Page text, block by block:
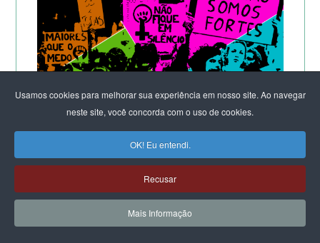
Usamos cookies para melhorar sua experiência em nosso site. Ao navegar
neste site, você concorda com o uso de cookies.
OK! Eu entendi.
Recusar
Mais Informação
Teocracia à brasileira
“Bancada Cristã” avança no Congresso enquanto
partidos progressistas esquecem movimentos
sociais e cortejam lideranças religiosas. Resistência
cresce, mas espaço cívico está ameaçado.